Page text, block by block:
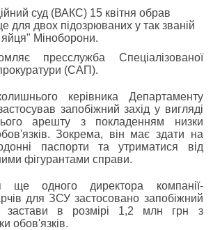
суд (ВАКС) 15 квітня обрав
для двох підозрюваних у так званій
яйця" Міноборони.
пресслужба Спеціалізованої
(САП).
керівника Департаменту
запобіжний захід у вигляді
арешту з покладенням низки
Зокрема, він має здати на
паспорти та утриматися від
фігурантами справи.
ще одного директора компанії-
для ЗСУ застосовано запобіжний
застави в розмірі 1,2 млн грн з
обов'язків.